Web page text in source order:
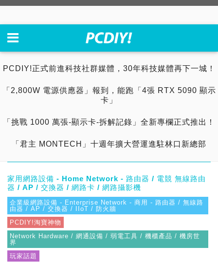
PCDIY!正式前進科技社群媒體，30年科技媒體再下一城！
「2,800W 電源供應器」報到，能跑「4張 RTX 5090 顯示
卡」
「挑戰 1000 萬張-顯示卡-拆解記錄」全新專欄正式推出！
「君主 MONTECH」十週年擴大營運進駐林口新總部
家用網路設備 - Home Network - 路由器 / 電競 無線路由
器 / AP / 交換器 / 網路卡 / 網路攝影機
企業級網路設備 - Enterprise Network - 商用 - 路由器 / 無線路
由器 / AP / 交換器 / IIoT / 防火牆
PCDIY!淘寶神物
Network Hardware / 網通設備 / 弱電工具 / 機櫃產品 / 機房世
界
玩家話題